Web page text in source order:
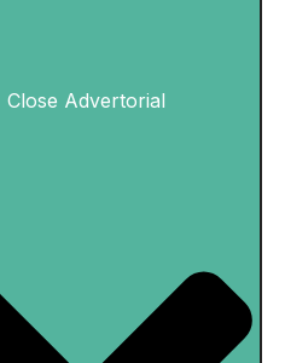
Close Advertorial